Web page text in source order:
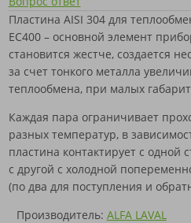
Пластина AISI 304 для
EC400 – основной элемент
становится жестче, создается
за счет тонкого металла
теплообмена, при малых
Каждая пара ограничивает
разных температур, в
пластина контактирует с одной
с другой с холодной
(по два для поступления и
Производитель: ALFA LAVAL